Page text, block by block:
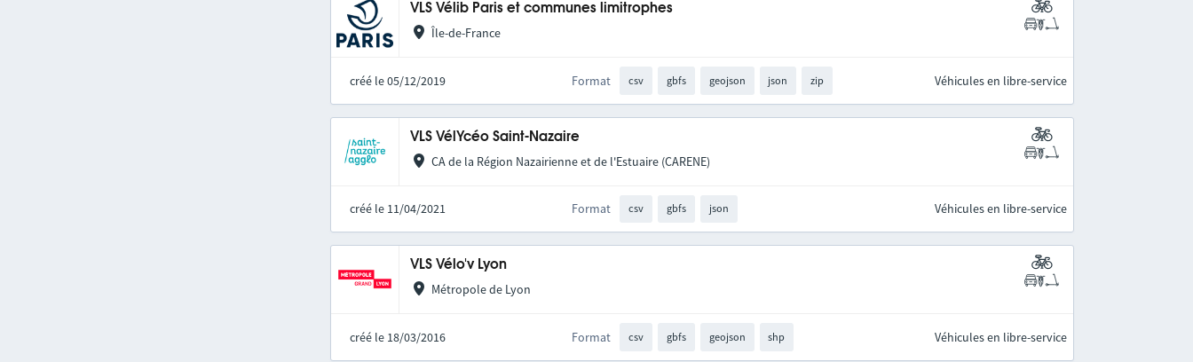
VLS Vélib Paris et communes limitrophes
Île-de-France
créé le 05/12/2019 Format csv gbfs geojson json zip Véhicules en libre-service
VLS VélYcéo Saint-Nazaire
CA de la Région Nazairienne et de l'Estuaire (CARENE)
créé le 11/04/2021 Format csv gbfs json Véhicules en libre-service
VLS Vélo'v Lyon
Métropole de Lyon
créé le 18/03/2016 Format csv gbfs geojson shp Véhicules en libre-service